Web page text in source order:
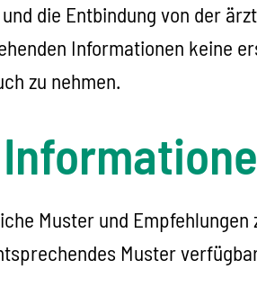
die Entbindung von der
Informationen keine
zu nehmen.
Muster und
Muster